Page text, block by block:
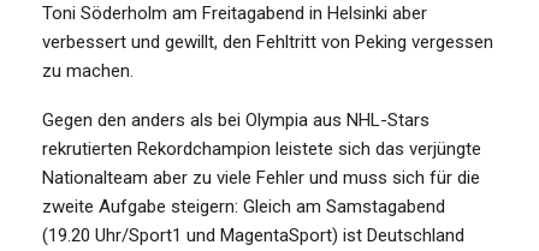
Toni Söderholm am Freitagabend in Helsinki aber
verbessert und gewillt, den Fehltritt von Peking vergessen
zu machen.
Gegen den anders als bei Olympia aus NHL-Stars
rekrutierten Rekordchampion leistete sich das verjüngte
Nationalteam aber zu viele Fehler und muss sich für die
zweite Aufgabe steigern: Gleich am Samstagabend
(19.20 Uhr/Sport1 und MagentaSport) ist Deutschland